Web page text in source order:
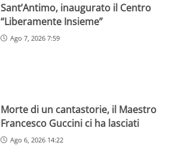
Sant’Antimo, inaugurato il Centro
“Liberamente Insieme”
Ago 7, 2026 7:59
Morte di un cantastorie, il Maestro
Francesco Guccini ci ha lasciati
Ago 6, 2026 14:22